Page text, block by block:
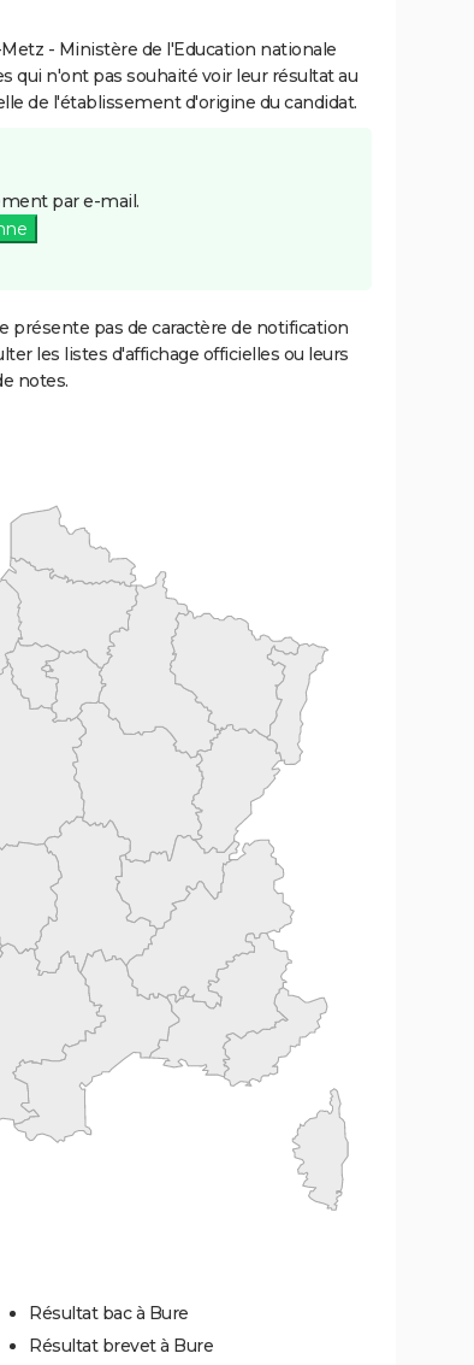
- Ministère de l'Education nationale
qui n'ont pas souhaité voir leur résultat au
de l'établissement d'origine du candidat.
par e-mail.
présente pas de caractère de notification
les listes d'affichage officielles ou leurs
notes.
Résultat bac à Bure
Résultat brevet à Bure